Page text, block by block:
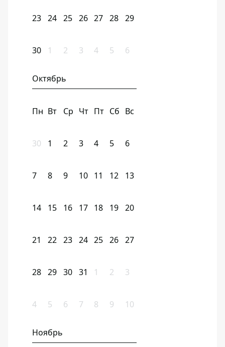
23 24 25 26 27 28 29
30 1 2 3 4 5 6
Октябрь
Пн Вт Ср Чт Пт Сб Вс
30 1 2 3 4 5 6
7 8 9 10 11 12 13
14 15 16 17 18 19 20
21 22 23 24 25 26 27
28 29 30 31 1 2 3
4 5 6 7 8 9 10
Ноябрь